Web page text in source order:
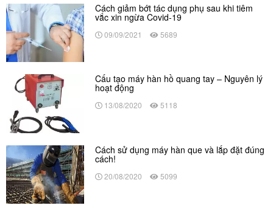
Cách giảm bớt tác dụng phụ sau khi tiêm
vắc xin ngừa Covid-19
09/09/2021 5689
Cấu tạo máy hàn hồ quang tay – Nguyên lý
hoạt động
13/08/2020 5118
Cách sử dụng máy hàn que và lắp đặt đúng
cách!
20/08/2020 5099